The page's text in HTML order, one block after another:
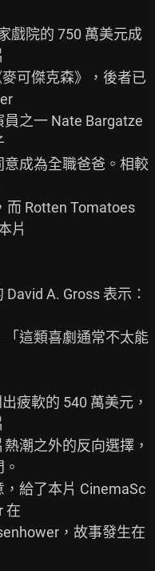
戲院的 750 萬美元成
可傑克森》，後者已
之一 Nate Bargatze
成為全職爸爸。相較
而 Rotten Tomatoes
片
A. Gross 表示：
這類喜劇通常不太能
疲軟的 540 萬美元，
潮之外的反向選擇，
給了本片 CinemaSc
在
，故事發生在